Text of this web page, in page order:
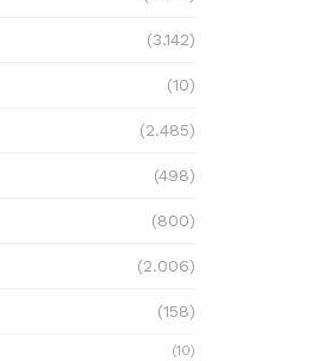
(3.142)
(10)
(2.485)
(498)
(800)
(2.006)
(158)
(10)